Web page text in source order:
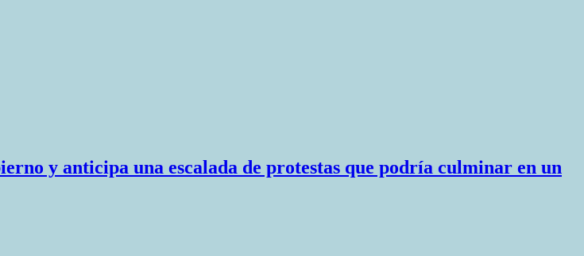
y anticipa una escalada de protestas que podría culminar en un